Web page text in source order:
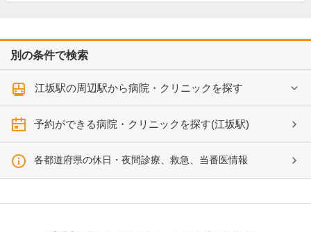
別の条件で検索
江坂駅の周辺駅から病院・クリニックを探す
予約ができる病院・クリニックを探す(江坂駅)
各都道府県の休日・夜間診療、救急、当番医情報